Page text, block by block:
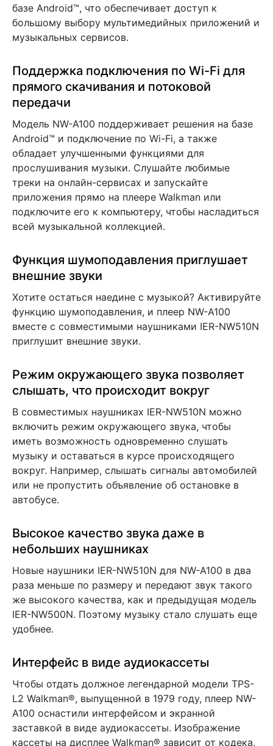
базе Android™, что обеспечивает доступ к
большому выбору мультимедийных приложений и
музыкальных сервисов.
Поддержка подключения по Wi-Fi для
прямого скачивания и потоковой
передачи
Модель NW-A100 поддерживает решения на базе
Android™ и подключение по Wi-Fi, а также
обладает улучшенными функциями для
прослушивания музыки. Слушайте любимые
треки на онлайн-сервисах и запускайте
приложения прямо на плеере Walkman или
подключите его к компьютеру, чтобы насладиться
всей музыкальной коллекцией.
Функция шумоподавления приглушает
внешние звуки
Хотите остаться наедине с музыкой? Активируйте
функцию шумоподавления, и плеер NW-A100
вместе с совместимыми наушниками IER-NW510N
приглушит внешние звуки.
Режим окружающего звука позволяет
слышать, что происходит вокруг
В совместимых наушниках IER-NW510N можно
включить режим окружающего звука, чтобы
иметь возможность одновременно слушать
музыку и оставаться в курсе происходящего
вокруг. Например, слышать сигналы автомобилей
или не пропустить объявление об остановке в
автобусе.
Высокое качество звука даже в
небольших наушниках
Новые наушники IER-NW510N для NW-A100 в два
раза меньше по размеру и передают звук такого
же высокого качества, как и предыдущая модель
IER-NW500N. Поэтому музыку стало слушать еще
удобнее.
Интерфейс в виде аудиокассеты
Чтобы отдать должное легендарной модели TPS-
L2 Walkman®, выпущенной в 1979 году, плеер NW-
A100 оснастили интерфейсом и экранной
заставкой в виде аудиокассеты. Изображение
кассеты на дисплее Walkman® зависит от кодека,